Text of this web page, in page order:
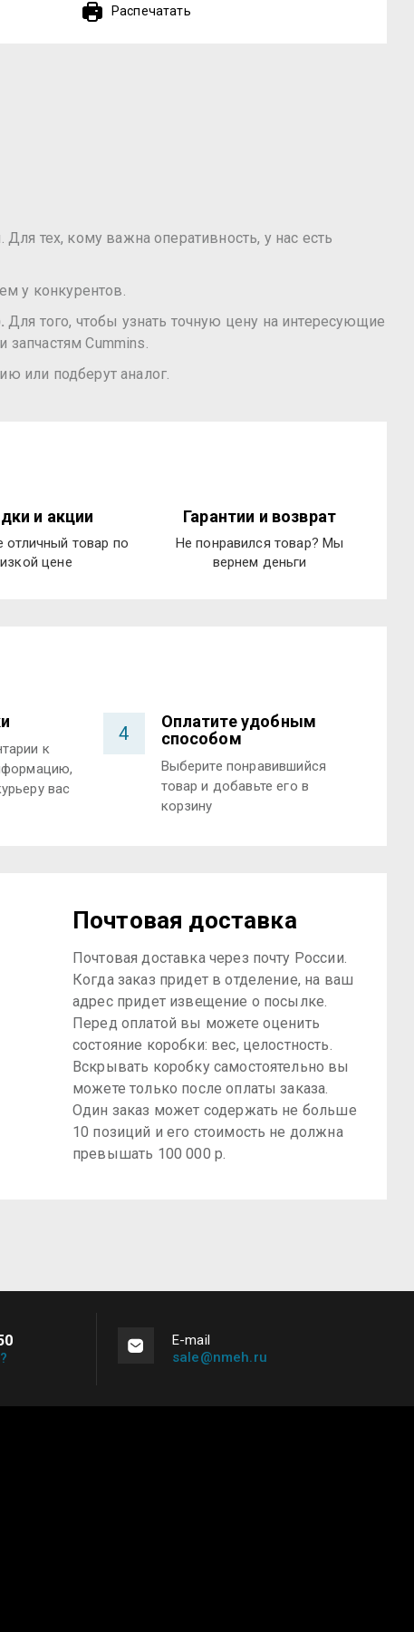
Распечатать
тех, кому важна оперативность, у нас есть
у конкурентов.
Для того, чтобы узнать точную цену на интересующие
Cummins.
или подберут аналог.
и акции
отличный товар по
цене
Гарантии и возврат
Не понравился товар? Мы
вернем деньги
к
вас
4
Оплатите удобным
способом
Выберите понравившийся
товар и добавьте его в
корзину
Почтовая доставка
Почтовая доставка через почту России.
Когда заказ придет в отделение, на ваш
адрес придет извещение о посылке.
Перед оплатой вы можете оценить
состояние коробки: вес, целостность.
Вскрывать коробку самостоятельно вы
можете только после оплаты заказа.
Один заказ может содержать не больше
10 позиций и его стоимость не должна
превышать 100 000 р.
Е-mail
sale@nmeh.ru